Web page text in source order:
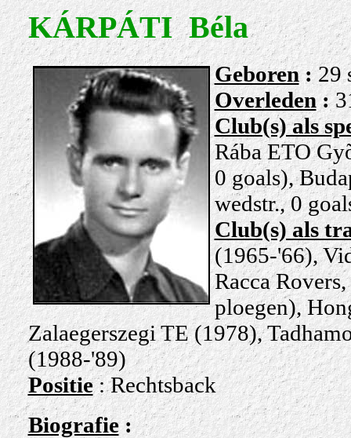
KÁRPÁTI Béla
Geboren:29
Overleden :
Club(s) als
Rába ETO
0 goals),
wedstr., 0
Club(s) als
(1965-'66),
Racca
ploegen),
Zalaegerszegi TE (1978),
(1988-'89)
Positie : Rechtsback
Biografie: